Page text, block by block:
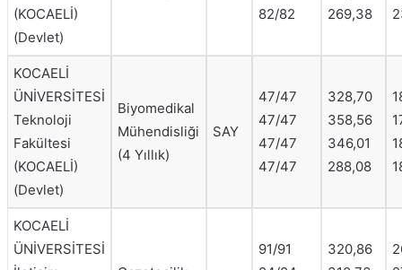
(KOCAELİ)
(Devlet)
82/82
269,38
KOCAELİ
ÜNİVERSİTESİ
Teknoloji
Fakültesi
(KOCAELİ)
(Devlet)
Biyomedikal
Mühendisliği
(4 Yıllık)
SAY
47/47
47/47
47/47
47/47
328,70
358,56
346,01
288,08
KOCAELİ
ÜNİVERSİTESİ
91/91
320,86